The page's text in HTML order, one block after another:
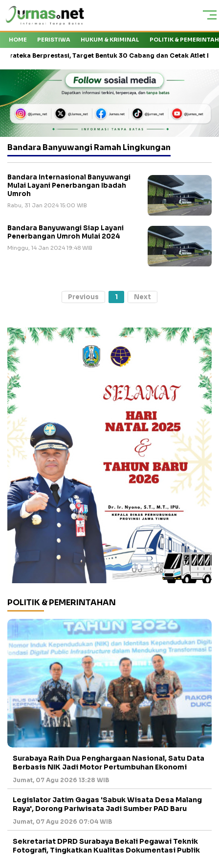
HOME PERISTIWA HUKUM & KRIMINAL POLITIK &
Berprestasi, Target Bentuk 30 Cabang dan Cetak Atlet Nasional
Bandara Banyuwangi Ramah Lingkungan
Bandara Internasional Banyuwangi
Mulai Layani Penerbangan Ibadah
Umroh
Rabu, 31 Jan 2024 15:00 WIB
Bandara Banyuwangi Siap Layani
Penerbangan Umroh Mulai 2024
Minggu, 14 Jan 2024 19:48 WIB
Previous 1 Next
POLITIK & PEMERINTAHAN
Surabaya Raih Dua Penghargaan Nasional, Satu Data
Berbasis NIK Jadi Motor Pertumbuhan Ekonomi
Jumat, 07 Agu 2026 13:28 WIB
Legislator Jatim Gagas 'Sabuk Wisata Desa Malang
Raya', Dorong Pariwisata Jadi Sumber PAD Baru
Jumat, 07 Agu 2026 07:04 WIB
Sekretariat DPRD Surabaya Bekali Pegawai Teknik
Fotografi, Tingkatkan Kualitas Dokumentasi Publik